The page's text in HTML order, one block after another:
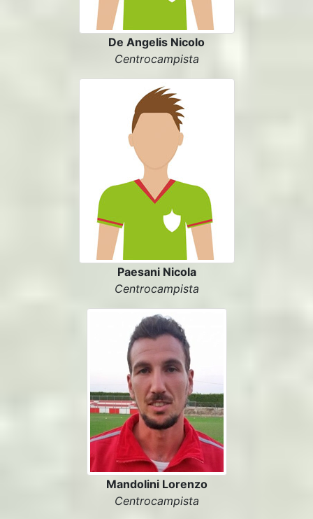
De Angelis Nicolo
Centrocampista
Paesani Nicola
Centrocampista
Mandolini Lorenzo
Centrocampista